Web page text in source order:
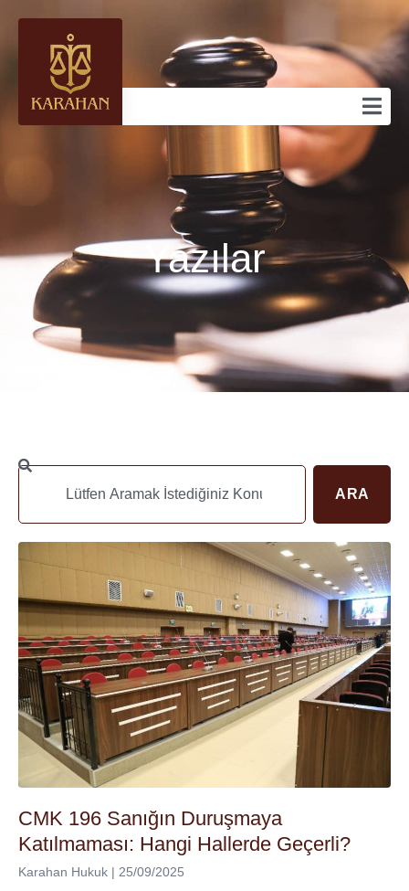
Yazılar
ARA
CMK 196 Sanığın Duruşmaya
Katılmaması: Hangi Hallerde Geçerli?
Karahan Hukuk 25/09/2025